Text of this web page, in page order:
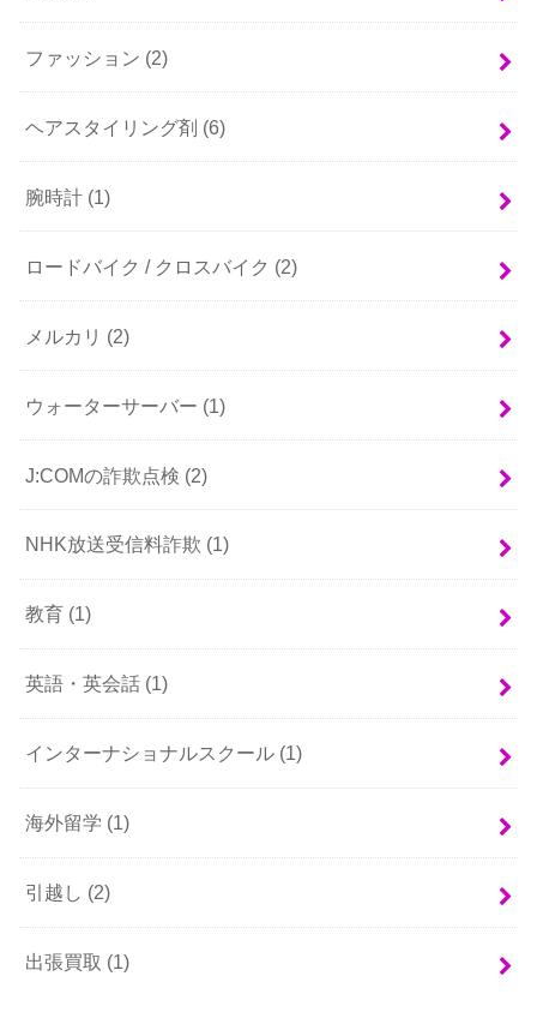
ファッション (2)
ヘアスタイリング剤 (6)
腕時計 (1)
ロードバイク / クロスバイク (2)
メルカリ (2)
ウォーターサーバー (1)
J:COMの詐欺点検 (2)
NHK放送受信料詐欺 (1)
教育 (1)
英語・英会話 (1)
インターナショナルスクール (1)
海外留学 (1)
引越し (2)
出張買取 (1)